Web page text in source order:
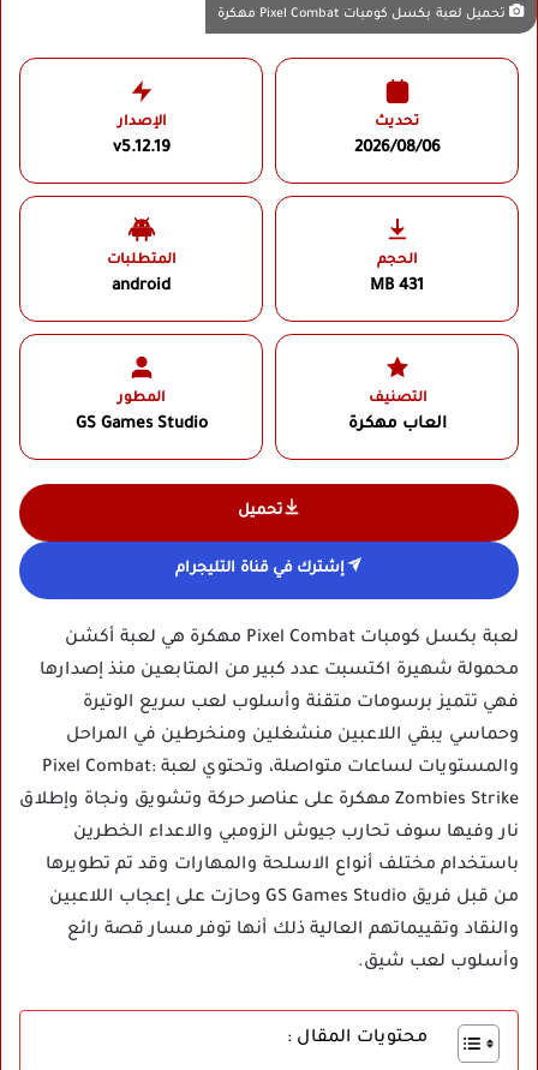
تحميل لعبة بكسل كومبات Pixel Combat مهكرة
تحديث
2026/08/06
الإصدار
v5.12.19
الحجم
431 MB
المتطلبات
android
التصنيف
العاب مهكرة
المطور
GS Games Studio‏
تحميل
إشترك في قناة التليجرام
لعبة بكسل كومبات Pixel Combat مهكرة هي لعبة أكشن
محمولة شهيرة اكتسبت عدد كبير من المتابعين منذ إصدارها
فهي تتميز برسومات متقنة وأسلوب لعب سريع الوتيرة
وحماسي يبقي اللاعبين منشغلين ومنخرطين في المراحل
والمستويات لساعات متواصلة، وتحتوي لعبة Pixel Combat:
Zombies Strike مهكرة على عناصر حركة وتشويق ونجاة وإطلاق
نار وفيها سوف تحارب جيوش الزومبي والاعداء الخطرين
باستخدام مختلف أنواع الاسلحة والمهارات وقد تم تطويرها
من قبل فريق GS Games Studio وحازت على إعجاب اللاعبين
والنقاد وتقييماتهم العالية ذلك أنها توفر مسار قصة رائع
وأسلوب لعب شيق.
محتويات المقال :